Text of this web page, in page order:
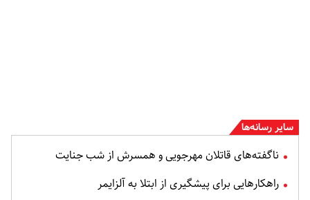
سایر رسانه‌ها
ناگفته‌های قاتلان مهرجویی و همسرش از شب جنایت
راهکارهایی برای پیشگیری از ابتلا به آلزایمر